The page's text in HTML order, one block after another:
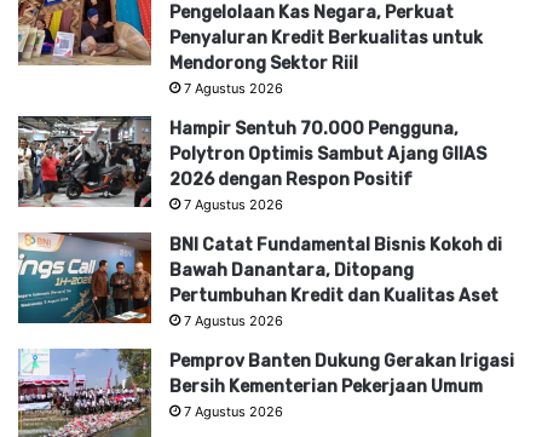
Pengelolaan Kas Negara, Perkuat
Penyaluran Kredit Berkualitas untuk
Mendorong Sektor Riil
7 Agustus 2026
Hampir Sentuh 70.000 Pengguna,
Polytron Optimis Sambut Ajang GIIAS
2026 dengan Respon Positif
7 Agustus 2026
BNI Catat Fundamental Bisnis Kokoh di
Bawah Danantara, Ditopang
Pertumbuhan Kredit dan Kualitas Aset
7 Agustus 2026
Pemprov Banten Dukung Gerakan Irigasi
Bersih Kementerian Pekerjaan Umum
7 Agustus 2026